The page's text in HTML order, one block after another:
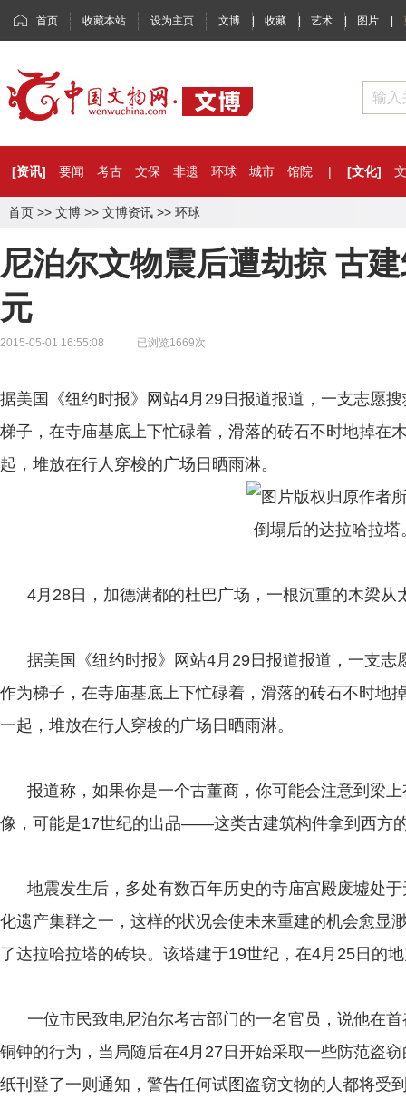
首页 收藏本站 设为主页 文博 | 收藏 | 艺术 | 图片 |
[资讯] 要闻 考古 文保 非遗 环球 城市 馆院 | [文化]
首页 >> 文博 >> 文博资讯 >> 环球
尼泊尔文物震后遭劫掠 古
元
2015-05-01 16:55:08 已浏览1669次
据美国《纽约时报》网站4月29日报道报道，一支志愿
梯子，在寺庙基底上下忙碌着，滑落的砖石不时地掉在
起，堆放在行人穿梭的广场日晒雨淋。
倒塌后的达拉哈拉塔
4月28日，加德满都的杜巴广场，一根沉重的木梁从
据美国《纽约时报》网站4月29日报道报道，一支志
作为梯子，在寺庙基底上下忙碌着，滑落的砖石不时地
一起，堆放在行人穿梭的广场日晒雨淋。
报道称，如果你是一个古董商，你可能会注意到梁上
像，可能是17世纪的出品——这类古建筑构件拿到西方
地震发生后，多处有数百年历史的寺庙宫殿废墟处于
化遗产集群之一，这样的状况会使未来重建的机会愈显
了达拉哈拉塔的砖块。该塔建于19世纪，在4月25日的
一位市民致电尼泊尔考古部门的一名官员，说他在首
铜钟的行为，当局随后在4月27日开始采取一些防范盗
纸刊登了一则通知，警告任何试图盗窃文物的人都将受